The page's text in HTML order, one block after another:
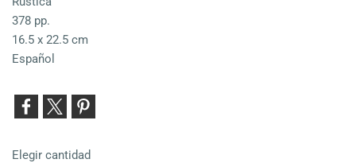
378 pp.
16.5 x 22.5 cm
Español
Elegir cantidad